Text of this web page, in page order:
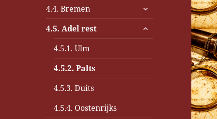
4.4. Bremen
submenu
4.5. Adel rest
submenu
4.5.1. Ulm
4.5.2. Palts
4.5.3. Duits
4.5.4. Oostenrijks